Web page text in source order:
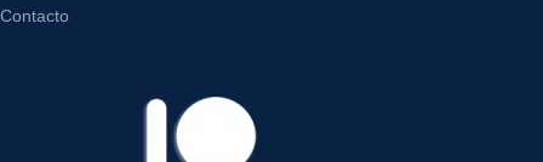
Contacto